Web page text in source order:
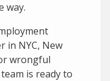
way.
in NYC, New
wrongful
is ready to